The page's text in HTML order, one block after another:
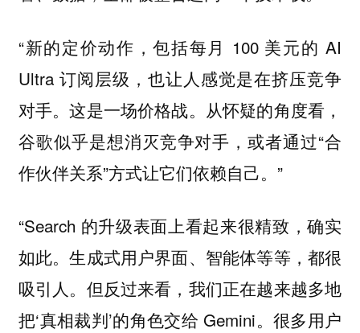
“新的定价动作，包括每月 100 美元的 AI
Ultra 订阅层级，也让人感觉是在挤压竞争
对手。这是一场价格战。从怀疑的角度看，
谷歌似乎是想消灭竞争对手，或者通过“合
作伙伴关系”方式让它们依赖自己。”
“Search 的升级表面上看起来很精致，确实
如此。生成式用户界面、智能体等等，都很
吸引人。但反过来看，我们正在越来越多地
把‘真相裁判’的角色交给 Gemini。很多用户